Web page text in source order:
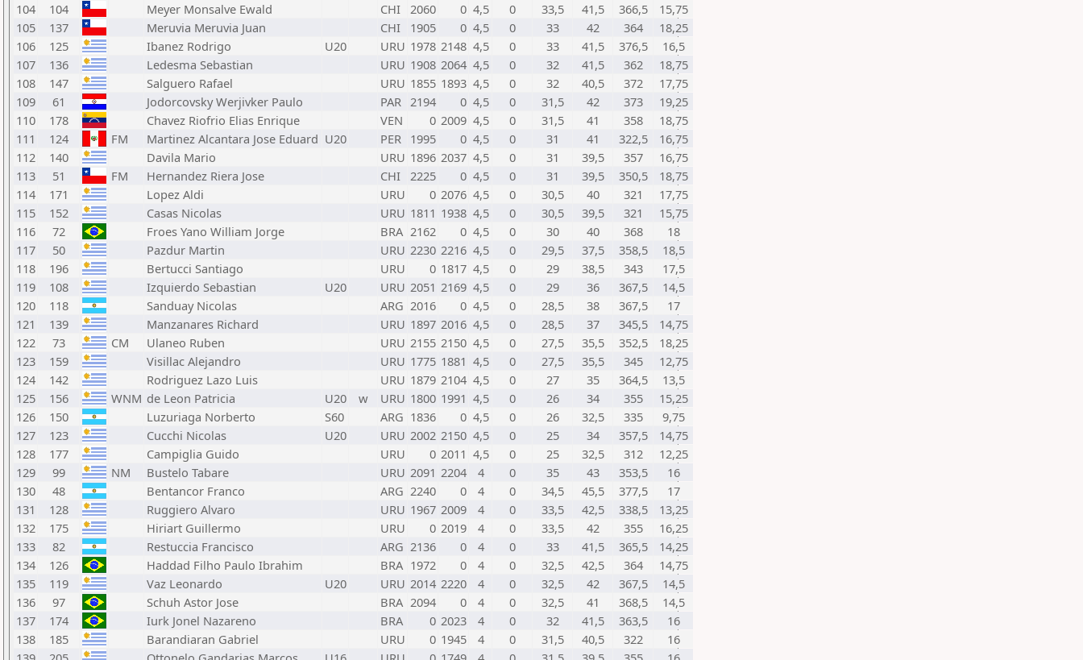
104
104 Meyer Monsalve Ewald CHI 2060 0 4,5 0 33,5 41,5 366,5
15,75
105
137 Meruvia Meruvia Juan CHI 1905 0 4,5 0 33 42 364
18,25
106
125 Ibanez Rodrigo U20 URU 1978 2148 4,5 0 33 41,5 376,5
16,5
107
136 Ledesma Sebastian URU 1908 2064 4,5 0 32 41,5 362
18,75
108
147 Salguero Rafael URU 1855 1893 4,5 0 32 40,5 372
17,75
109
61 Jodorcovsky Werjivker Paulo PAR 2194 0 4,5 0 31,5 42 373
19,25
110
178 Chavez Riofrio Elias Enrique VEN 0 2009 4,5 0 31,5 41 358
18,75
111
124 FM Martinez Alcantara Jose Eduard U20 PER 1995 0 4,5 0 31 41 322,5
16,75
112
140 Davila Mario URU 1896 2037 4,5 0 31 39,5 357
16,75
113
51 FM Hernandez Riera Jose CHI 2225 0 4,5 0 31 39,5 350,5
18,75
114
171 Lopez Aldi URU 0 2076 4,5 0 30,5 40 321
17,75
115
152 Casas Nicolas URU 1811 1938 4,5 0 30,5 39,5 321
15,75
116
72 Froes Yano William Jorge BRA 2162 0 4,5 0 30 40 368
18
117
50 Pazdur Martin URU 2230 2216 4,5 0 29,5 37,5 358,5
18,5
118
196 Bertucci Santiago URU 0 1817 4,5 0 29 38,5 343
17,5
119
108 Izquierdo Sebastian U20 URU 2051 2169 4,5 0 29 36 367,5
14,5
120
118 Sanduay Nicolas ARG 2016 0 4,5 0 28,5 38 367,5
17
121
139 Manzanares Richard URU 1897 2016 4,5 0 28,5 37 345,5
14,75
122
73 CM Ulaneo Ruben URU 2155 2150 4,5 0 27,5 35,5 352,5
18,25
123
159 Visillac Alejandro URU 1775 1881 4,5 0 27,5 35,5 345
12,75
124
142 Rodriguez Lazo Luis URU 1879 2104 4,5 0 27 35 364,5
13,5
125
156 WNM de Leon Patricia U20 w URU 1800 1991 4,5 0 26 34 355
15,25
126
150 Luzuriaga Norberto S60 ARG 1836 0 4,5 0 26 32,5 335
9,75
127
123 Cucchi Nicolas U20 URU 2002 2150 4,5 0 25 34 357,5
14,75
128
177 Campiglia Guido URU 0 2011 4,5 0 25 32,5 312
12,25
129
99 NM Bustelo Tabare URU 2091 2204 4 0 35 43 353,5
16
130
48 Bentancor Franco ARG 2240 0 4 0 34,5 45,5 377,5
17
131
128 Ruggiero Alvaro URU 1967 2009 4 0 33,5 42,5 338,5
13,25
132
175 Hiriart Guillermo URU 0 2019 4 0 33,5 42 355
16,25
133
82 Restuccia Francisco ARG 2136 0 4 0 33 41,5 365,5
14,25
134
126 Haddad Filho Paulo Ibrahim BRA 1972 0 4 0 32,5 42,5 364
14,75
135
119 Vaz Leonardo U20 URU 2014 2220 4 0 32,5 42 367,5
14,5
136
97 Schuh Astor Jose BRA 2094 0 4 0 32,5 41 368,5
14,5
137
174 Iurk Jonel Nazareno BRA 0 2023 4 0 32 41,5 363,5
16
138
185 Barandiaran Gabriel URU 0 1945 4 0 31,5 40,5 322
16